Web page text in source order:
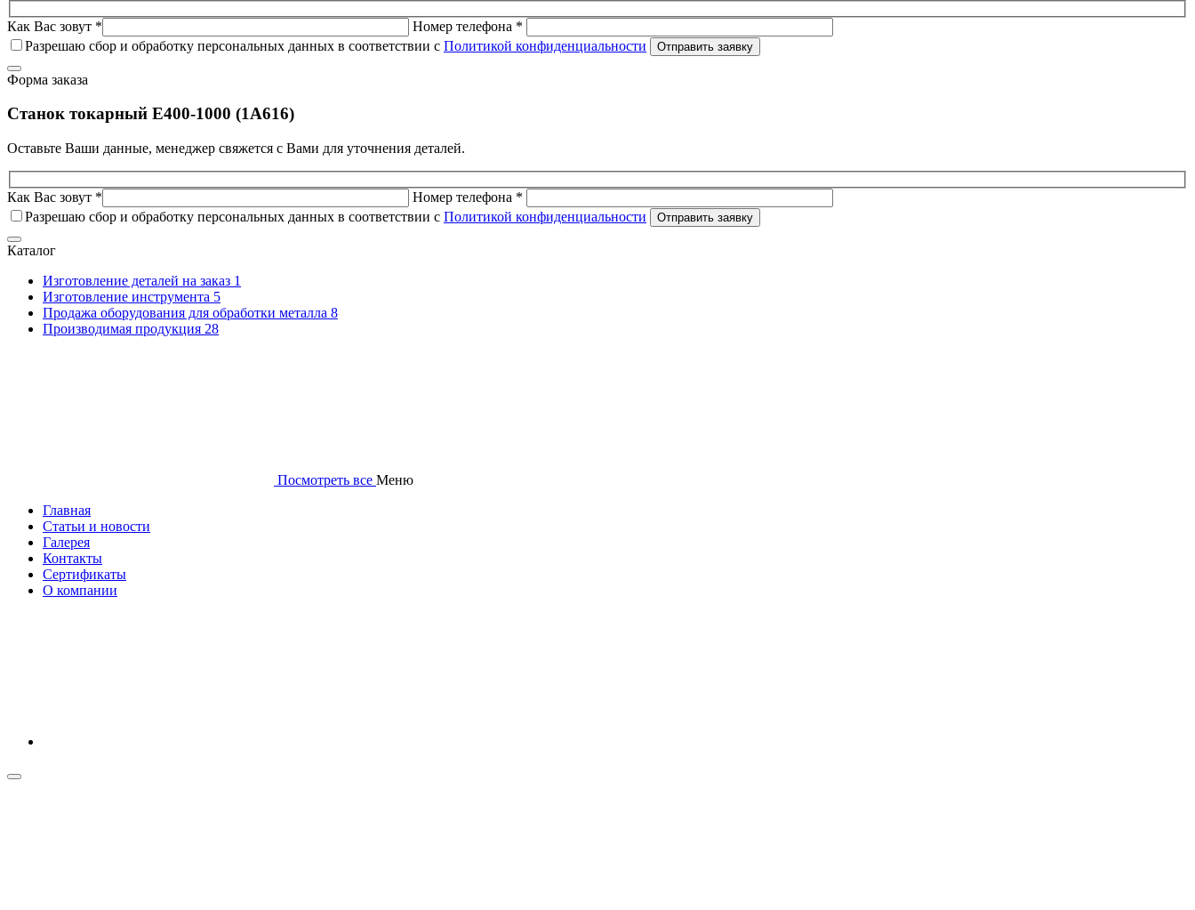
Как Вас зовут *
Номер телефона *
Разрешаю сбор и обработку персональных данных в соответствии с Политикой конфиденциальности Отправить заявку
Форма заказа
Станок токарный E400-1000 (1A616)
Оставьте Ваши данные, менеджер свяжется с Вами для уточнения деталей.
Как Вас зовут *
Номер телефона *
Разрешаю сбор и обработку персональных данных в соответствии с Политикой конфиденциальности Отправить заявку
Каталог
Изготовление деталей на заказ 1
Изготовление инструмента 5
Продажа оборудования для обработки металла 8
Производимая продукция 28
Посмотреть все Меню
Главная
Статьи и новости
Галерея
Контакты
Сертификаты
О компании